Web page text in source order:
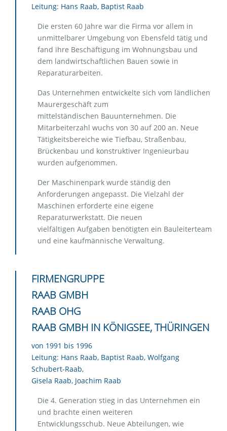
Leitung: Hans Raab, Baptist Raab
Die ersten 60 Jahre war die Firma vor allem in
unmittelbarer Umgebung von Ebensfeld tätig und
fand ihre Beschäftigung im Wohnungsbau und
dem landwirtschaftlichen Bauen sowie in
Reparaturarbeiten.
Das Unternehmen entwickelte sich vom ländlichen
Maurergeschäft zum
mittelständischen Bauunternehmen. Die
Mitarbeiterzahl wuchs von 30 auf 200 an. Neue
Tätigkeitsbereiche wie Tiefbau, Straßenbau,
Brückenbau und konstruktiver Ingenieurbau
wurden aufgenommen.
Der Maschinenpark wurde ständig den
Anforderungen angepasst. Die Vielzahl der
Maschinen erforderte eine eigene
Reparaturwerkstatt. Die neuen
vielfältigen Aufgaben benötigten ein Bauleiterteam
und eine kaufmännische Verwaltung.
FIRMENGRUPPE
RAAB GMBH
RAAB OHG
RAAB GMBH IN KÖNIGSEE, THÜRINGEN
von 1991 bis 1996
Leitung: Hans Raab, Baptist Raab, Wolfgang
Schubert-Raab,
Gisela Raab, Joachim Raab
Die 4. Generation stieg in das Unternehmen ein
und brachte einen weiteren
Entwicklungsschub. Neue Abteilungen, wie